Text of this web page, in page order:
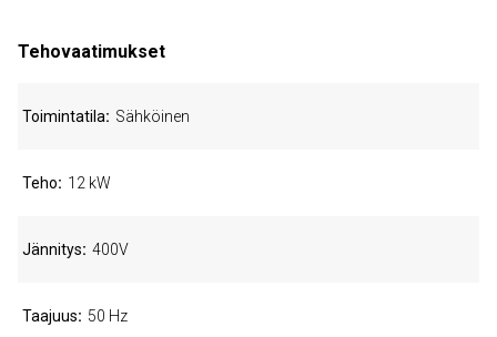
Tehovaatimukset
Toimintatila Sähköinen
Teho 12 kW
Jännitys 400V
Taajuus 50 Hz